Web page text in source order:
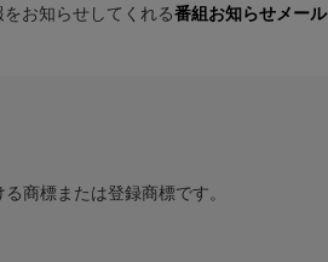
お知らせしてくれる番組お知らせメール
商標または登録商標です。